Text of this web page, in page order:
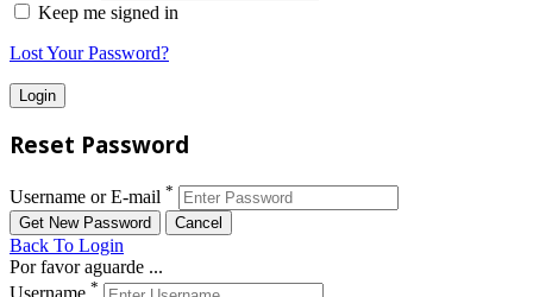
Keep me signed in
Lost Your Password?
Reset Password
Username or E-mail *
Back To Login
Por favor aguarde ...
*